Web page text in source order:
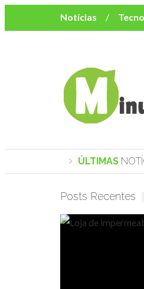
Notícias
Mulher
Bem-
ÚLTIMAS
Praias de
Posts Recentes